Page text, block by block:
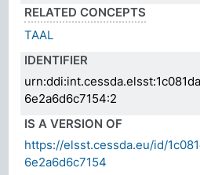
RELATED CONCEPTS
TAAL
IDENTIFIER
6e2a6d6c7154:2
IS A VERSION OF
https://elsst.cessda.eu/id/
6e2a6d6c7154